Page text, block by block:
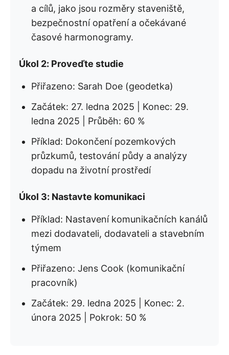
a cílů, jako jsou rozměry staveniště,
bezpečnostní opatření a očekávané
časové harmonogramy.
Úkol 2: Proveďte studie
Přiřazeno: Sarah Doe (geodetka)
Začátek: 27. ledna 2025 | Konec: 29.
ledna 2025 | Průběh: 60 %
Příklad: Dokončení pozemkových
průzkumů, testování půdy a analýzy
dopadu na životní prostředí
Úkol 3: Nastavte komunikaci
Příklad: Nastavení komunikačních kanálů
mezi dodavateli, dodavateli a stavebním
týmem
Přiřazeno: Jens Cook (komunikační
pracovník)
Začátek: 29. ledna 2025 | Konec: 2.
února 2025 | Pokrok: 50 %